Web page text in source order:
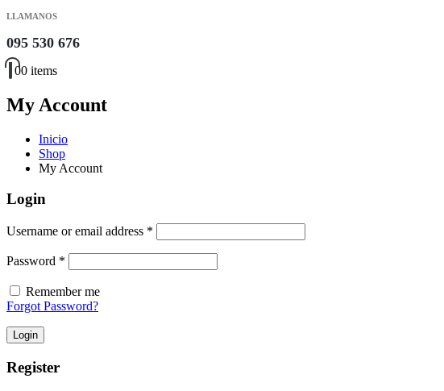
LLAMANOS
095 530 676
00 items
My Account
Inicio
Shop
My Account
Login
Username or email address *
Password *
Remember me
Forgot Password?
Login
Register